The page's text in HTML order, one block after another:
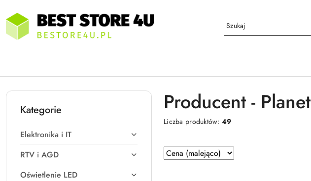
Przejdź do treści głównej
Przejdź do wyszukiwarki
Przejdź do moje konto
Przejdź do menu głównego
Przejdź do stopki
Kategorie
Elektronika i IT
RTV i AGD
Oświetlenie LED
Producent - Planet
Liczba produktów:49
Zastosowano
sortowanie:
Sortuj
według